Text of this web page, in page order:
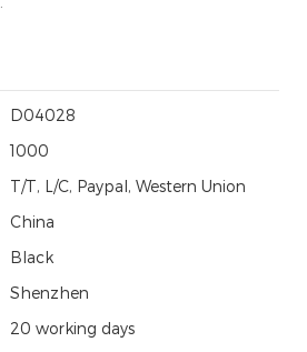
D04028
1000
T/T, L/C, Paypal, Western Union
China
Black
Shenzhen
20 working days